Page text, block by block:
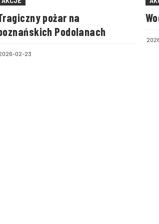
pożar na
Podolanach
02-23